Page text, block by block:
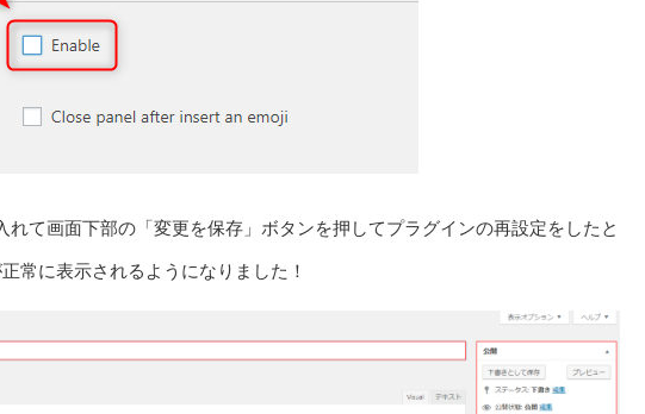
れて画面下部の「変更を保存」ボタンを押してプラグインの再設定をしたと
常に表示されるようになりました！